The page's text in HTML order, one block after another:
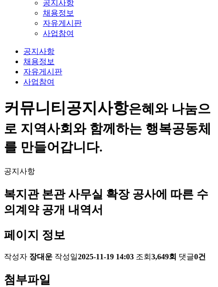
공지사항
채용정보
자유게시판
사업참여
공지사항
채용정보
자유게시판
사업참여
커뮤니티공지사항은혜와 나눔으
로 지역사회와 함께하는 행복공동체
를 만들어갑니다.
공지사항
복지관 본관 사무실 확장 공사에 따른 수
의계약 공개 내역서
페이지 정보
작성자 장대운 작성일2025-11-19 14:03 조회 3,649회 댓글0건
첨부파일